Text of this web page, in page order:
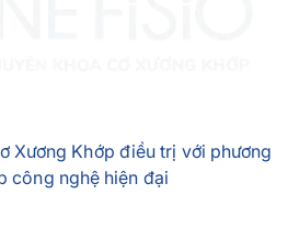
Xương Khớp điều trị với phương
công nghệ hiện đại